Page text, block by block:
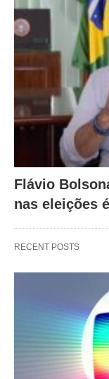
Flávio
nas eleições
RECENT POSTS